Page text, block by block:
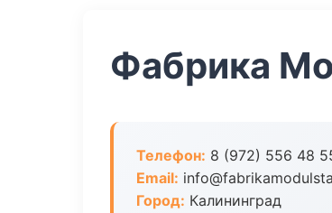
Фабрика
Телефон: 8 (972) 556 48
Email:
Город: Калининград